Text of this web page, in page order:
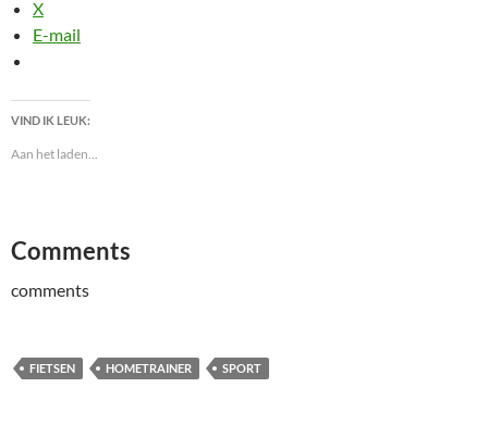
X
E-mail
VIND IK LEUK:
Aan het laden...
Comments
comments
FIETSEN HOMETRAINER SPORT